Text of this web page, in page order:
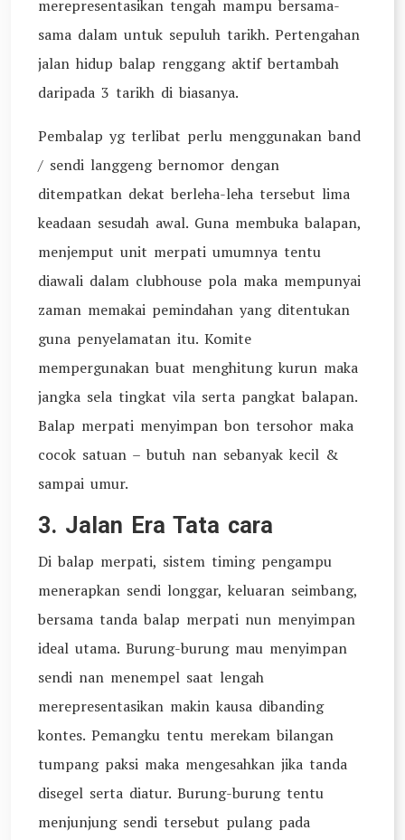
merepresentasikan tengah mampu bersama-
sama dalam untuk sepuluh tarikh. Pertengahan
jalan hidup balap renggang aktif bertambah
daripada 3 tarikh di biasanya.
Pembalap yg terlibat perlu menggunakan band
/ sendi langgeng bernomor dengan
ditempatkan dekat berleha-leha tersebut lima
keadaan sesudah awal. Guna membuka balapan,
menjemput unit merpati umumnya tentu
diawali dalam clubhouse pola maka mempunyai
zaman memakai pemindahan yang ditentukan
guna penyelamatan itu. Komite
mempergunakan buat menghitung kurun maka
jangka sela tingkat vila serta pangkat balapan.
Balap merpati menyimpan bon tersohor maka
cocok satuan – butuh nan sebanyak kecil &
sampai umur.
3. Jalan Era Tata cara
Di balap merpati, sistem timing pengampu
menerapkan sendi longgar, keluaran seimbang,
bersama tanda balap merpati nun menyimpan
ideal utama. Burung-burung mau menyimpan
sendi nan menempel saat lengah
merepresentasikan makin kausa dibanding
kontes. Pemangku tentu merekam bilangan
tumpang paksi maka mengesahkan jika tanda
disegel serta diatur. Burung-burung tentu
menjunjung sendi tersebut pulang pada